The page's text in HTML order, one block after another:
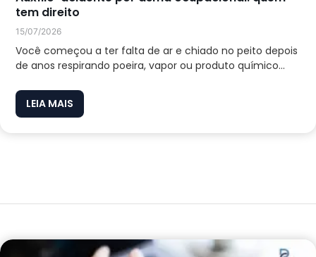
tem direito
15/07/2026
Você começou a ter falta de ar e chiado no peito depois
de anos respirando poeira, vapor ou produto químico...
LEIA MAIS